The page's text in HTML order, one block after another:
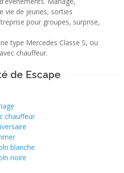
vie de jeunes, sorties
pour groupes, surprise,
type Mercedes Classe S, ou
chauffeur.
de Escape
chauffeur
blanche
noire